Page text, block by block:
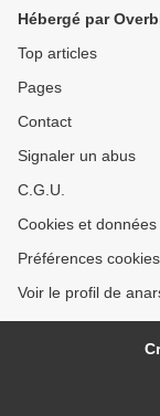
Hébergé par
Top articles
Pages
Contact
Signaler un abus
C.G.U.
Cookies et
Préférences cookies
Voir le profil de